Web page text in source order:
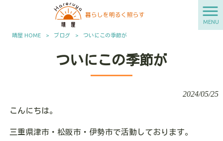
MENU
晴屋 HOME > ブログ > ついにこの季節が
ついにこの季節が
2024/05/25
こんにちは。
三重県津市・松阪市・伊勢市で活動しております。